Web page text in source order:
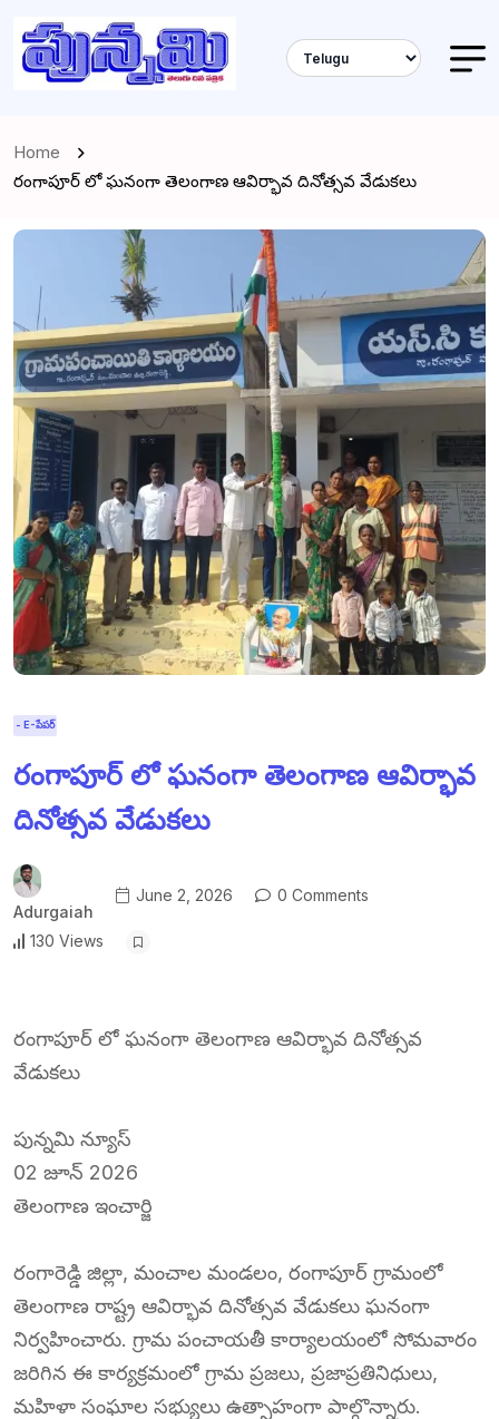
Home
రంగాపూర్ లో ఘనంగా తెలంగాణ ఆవిర్భావ దినోత్సవ వేడుకలు
- E-పేపర్
రంగాపూర్ లో ఘనంగా తెలంగాణ ఆవిర్భావ
దినోత్సవ వేడుకలు
Adurgaiah
June 2, 2026 0 Comments
130 Views
రంగాపూర్ లో ఘనంగా తెలంగాణ ఆవిర్భావ దినోత్సవ
వేడుకలు
పున్నమి న్యూస్
02 జూన్ 2026
తెలంగాణ ఇంచార్జి
రంగారెడ్డి జిల్లా, మంచాల మండలం, రంగాపూర్ గ్రామంలో
తెలంగాణ రాష్ట్ర ఆవిర్భావ దినోత్సవ వేడుకలు ఘనంగా
నిర్వహించారు. గ్రామ పంచాయతీ కార్యాలయంలో సోమవారం
జరిగిన ఈ కార్యక్రమంలో గ్రామ ప్రజలు, ప్రజాప్రతినిధులు,
మహిళా సంఘాల సభ్యులు ఉత్సాహంగా పాల్గొన్నారు.